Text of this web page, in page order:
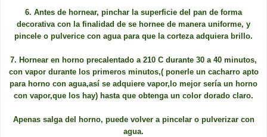
6. Antes de hornear, pinchar la superficie del pan de forma
decorativa con la finalidad de se hornee de manera uniforme, y
pincele o pulverice con agua para que la corteza adquiera brillo.
7. Hornear en horno precalentado a 210 C durante 30 a 40 minutos,
con vapor durante los primeros minutos,( ponerle un cacharro apto
para horno con agua,así se adquiere vapor,lo mejor sería un horno
con vapor,que los hay) hasta que obtenga un color dorado claro.
Apenas salga del horno, puede volver a pincelar o pulverizar con
agua.